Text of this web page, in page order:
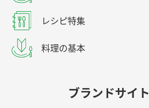
レシピ特集
料理の基本
ブランドサイト